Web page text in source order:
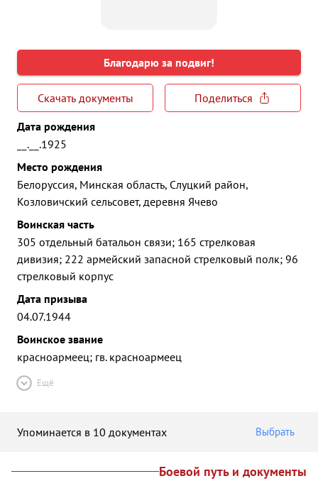
Благодарю за подвиг!
Скачать документы
Поделиться
Дата рождения
__.__.1925
Место рождения
Белоруссия, Минская область, Слуцкий район,
Козловичский сельсовет, деревня Ячево
Воинская часть
305 отдельный батальон связи; 165 стрелковая
дивизия; 222 армейский запасной стрелковый полк; 96
стрелковый корпус
Дата призыва
04.07.1944
Воинское звание
красноармеец; гв. красноармеец
Ещё
Упоминается в 10 документах Выбрать
Боевой путь и документы